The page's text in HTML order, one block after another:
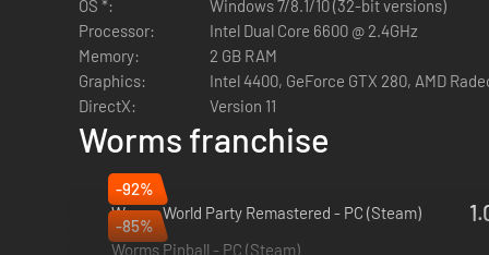
Produção
: Não precisa mais esperar até que os
como a Ovelha Elétrica, Torta Bazuka e Granada
Física e jogabilidade clássica Worms
: ENosso
clássica.
OS *:
Windows 7/8.1/10 (32-bit versions)
Processor:
Intel Dual Core 6600 @ 2.4GHz
Memory:
2 GB RAM
Graphics:
Intel 4400, GeForce GTX 280, AMD
DirectX:
Version 11
Worms franchise
-92%
Worms World Party Remastered - PC (Steam)
2015
-85%
Worms Pinball - PC (Steam)